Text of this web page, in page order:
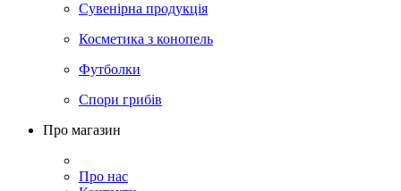
Сувенірна продукція
Косметика з конопель
Футболки
Спори грибів
Про магазин
Про нас